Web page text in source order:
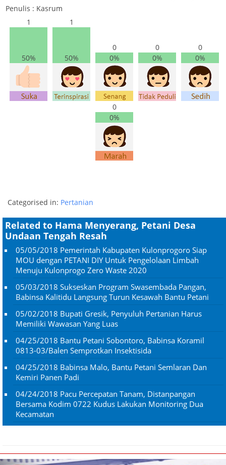
Penulis : Kasrum
1
50%
1
50%
0
0%
0
0%
0
0%
0
0%
Categorised in: Pertanian
Related to Hama Menyerang, Petani Desa
Undaan Tengah Resah
05/05/2018 Pemerintah Kabupaten Kulonprogoro Siap
MOU dengan PETANI DIY Untuk Pengelolaan Limbah
Menuju Kulonprogo Zero Waste 2020
05/03/2018 Sukseskan Program Swasembada Pangan,
Babinsa Kalitidu Langsung Turun Kesawah Bantu Petani
05/02/2018 Bupati Gresik, Penyuluh Pertanian Harus
Memiliki Wawasan Yang Luas
04/25/2018 Bantu Petani Sobontoro, Babinsa Koramil
0813-03/Balen Semprotkan Insektisida
04/25/2018 Babinsa Malo, Bantu Petani Semlaran Dan
Kemiri Panen Padi
04/24/2018 Pacu Percepatan Tanam, Distanpangan
Bersama Kodim 0722 Kudus Lakukan Monitoring Dua
Kecamatan